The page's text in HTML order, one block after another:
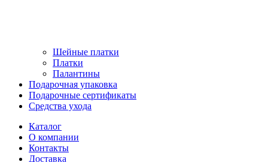
Шейные платки
Платки
Палантины
Подарочная упаковка
Подарочные сертификаты
Средства ухода
Каталог
О компании
Контакты
Доставка